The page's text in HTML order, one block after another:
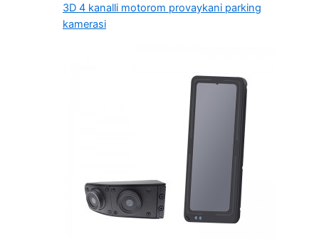
3D 4 kanalli motorom provaykani parking
kamerasi